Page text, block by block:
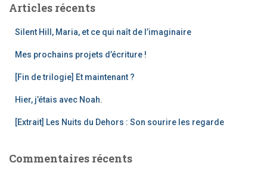
eArticles récents
Silent Hill, Maria, et ce qui naît de l’imaginaire
Mes prochains projets d’écriture !
[Fin de trilogie] Et maintenant ?
Hier, j’étais avec Noah.
[Extrait] Les Nuits du Dehors : Son sourire les regarde
Commentaires récents